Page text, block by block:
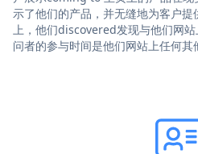
示了他们的产品，并无缝地为客户
上，他们discovered发现与他们网
问者的参与时间是他们网站上任何其